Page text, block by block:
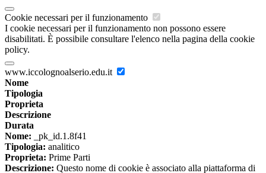
Cookie necessari per il funzionamento
I cookie necessari per il funzionamento non possono essere
disabilitati. È possibile consultare l'elenco nella pagina della cookie
policy.
www.iccolognoalserio.edu.it
Nome
Tipologia
Proprieta
Descrizione
Durata
Nome: _pk_id.1.8f41
Tipologia: analitico
Proprieta: Prime Parti
Descrizione: Questo nome di cookie è associato alla piattaforma di